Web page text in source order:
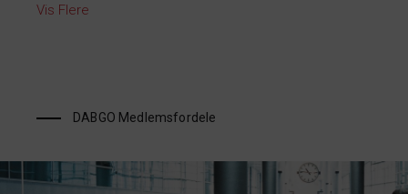
Vis Flere
DABGO Medlemsfordele